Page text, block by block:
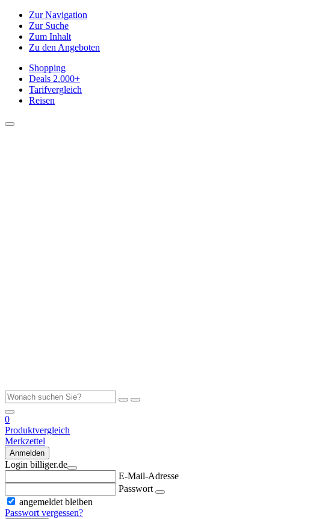
Zur Navigation
Zur Suche
Zum Inhalt
Zu den Angeboten
Shopping
Deals 2.000+
Tarifvergleich
Reisen
0
Produktvergleich
Merkzettel
Anmelden
Login billiger.de
E-Mail-Adresse
Passwort
angemeldet bleiben
Passwort vergessen?